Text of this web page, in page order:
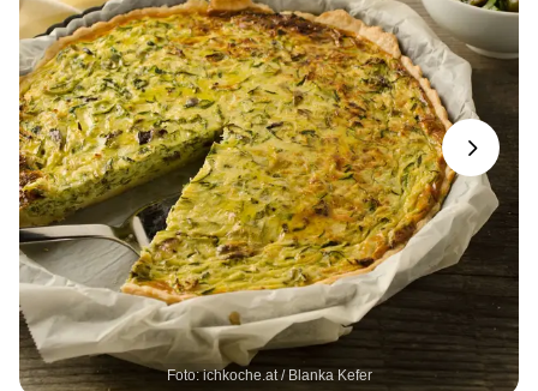
Foto: ichkoche.at / Blanka Kefer
Next